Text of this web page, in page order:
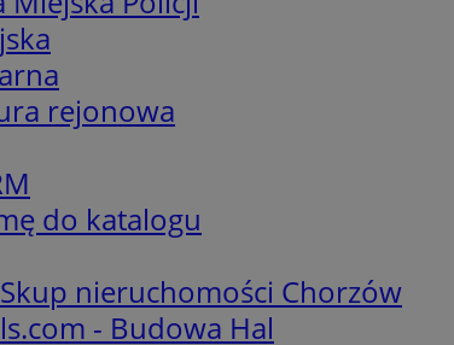
rejonowa
do katalogu
nieruchomości Chorzów
- Budowa Hal